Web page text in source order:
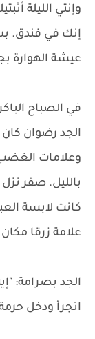
وإنتي الليلة
إنك في فندق.
عيشة الهوارة
في الصباح الباكر
الجد رضوان
وعلامات
بالليل. صقر
كانت لابسة
علامة زرقا
الجد بصرامة:
اتجرأ ودخل